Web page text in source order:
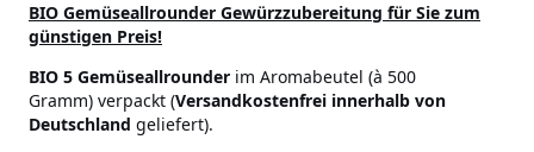
BIO Gemüseallrounder Gewürzzubereitung für Sie zum
günstigen Preis!
BIO 5 Gemüseallrounder im Aromabeutel (à 500
Gramm) verpackt (Versandkostenfrei innerhalb von
Deutschland geliefert).